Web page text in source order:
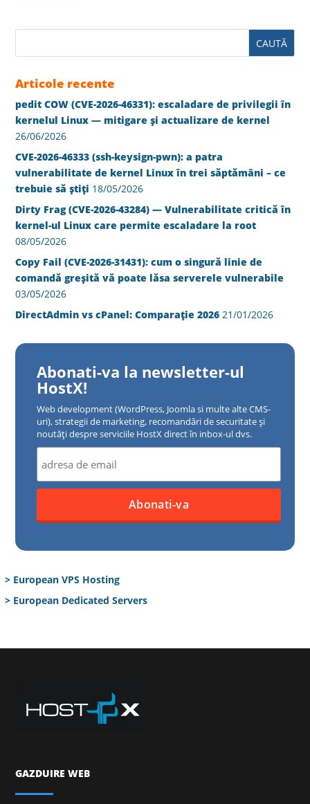
Articole recente
pedit COW (CVE-2026-46331): escaladare de privilegii în
kernelul Linux — mitigare și actualizare de kernel
26/06/2026
CVE-2026-46333 (ssh-keysign-pwn): a patra
vulnerabilitate de kernel Linux în trei săptămâni – ce
trebuie să știți 18/05/2026
Dirty Frag (CVE-2026-43284) — Vulnerabilitate critică în
kernel-ul Linux care permite escaladare la root
08/05/2026
Copy Fail (CVE-2026-31431): cum o singură linie de
comandă greșită vă poate lăsa serverele vulnerabile
03/05/2026
DirectAdmin vs cPanel: Comparație 2026 21/01/2026
Abonati-va la newsletter-ul
HostX!
Web development (WordPress, Joomla si multe alte CMS-
uri), strategii de marketing, recomandări de securitate și
noutăți despre serviciile HostX direct în inbox-ul dvs.
> European VPS Hosting
> European Dedicated Servers
GAZDUIRE WEB